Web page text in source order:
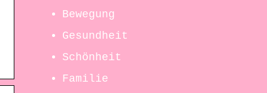
Bewegung
Gesundheit
Schönheit
Familie